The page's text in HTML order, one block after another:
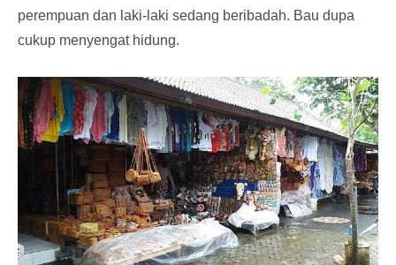
perempuan dan laki-laki sedang beribadah. Bau dupa
cukup menyengat hidung.